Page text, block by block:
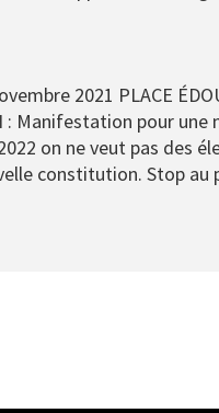
2021 PLACE
: Manifestation pour une
on ne veut pas des
constitution. Stop au